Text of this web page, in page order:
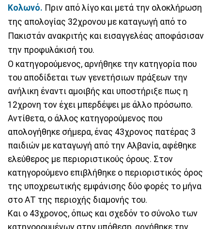
Κολωνό. Πριν από λίγο και μετά την ολοκλήρωση
της απολογίας 32χρονου με καταγωγή από το
Πακιστάν ανακριτής και εισαγγελέας αποφάσισαν
την προφυλάκισή του.
Ο κατηγορούμενος, αρνήθηκε την κατηγορία που
του αποδίδεται των γενετήσιων πράξεων την
ανήλικη έναντι αμοιβής και υποστήριξε πως η
12χρονη τον έχει μπερδέψει με άλλο πρόσωπο.
Αντίθετα, ο άλλος κατηγορούμενος που
απολογήθηκε σήμερα, ένας 43χρονος πατέρας 3
παιδιών με καταγωγή από την Αλβανία, αφέθηκε
ελεύθερος με περιοριστικούς όρους. Στον
κατηγορούμενο επιβλήθηκε ο περιοριστικός όρος
της υποχρεωτικής εμφάνισης δύο φορές το μήνα
στο ΑΤ της περιοχής διαμονής του.
Και ο 43χρονος, όπως και σχεδόν το σύνολο των
κατηγορουμένων στην υπόθεση, αρνήθηκε την